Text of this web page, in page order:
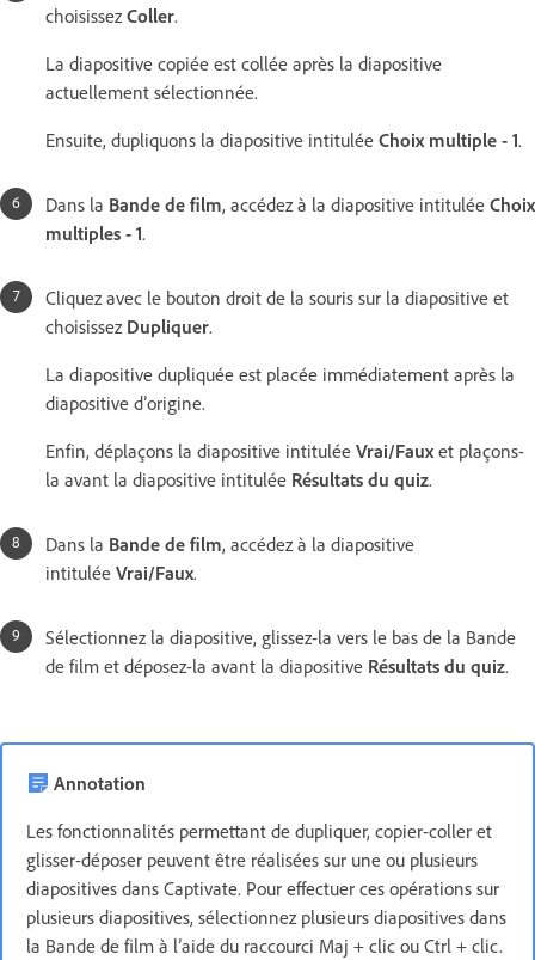
choisissezColler.
La diapositive copiée est collée après la diapositive
actuellement sélectionnée.
Ensuite, dupliquons la diapositive intitulée Choix multiple - 1.
Dans la Bande de film, accédez à la diapositive intitulée Choix
multiples - 1.
Cliquez avec le bouton droit de la souris sur la diapositive et
choisissez Dupliquer.
La diapositive dupliquée est placée immédiatement après la
diapositive d’origine.
Enfin, déplaçons la diapositive intitulée Vrai/Fauxet plaçons-
la avant la diapositive intitulée Résultats du quiz.
Dans la Bande de film, accédez à la diapositive
intitulée Vrai/Faux.
Sélectionnez la diapositive, glissez-la vers le bas de la Bande
de film et déposez-la avant la diapositive Résultats du quiz.
Annotation
Les fonctionnalités permettant de dupliquer, copier-coller et
glisser-déposer peuvent être réalisées sur une ou plusieurs
diapositives dans Captivate. Pour effectuer ces opérations sur
plusieurs diapositives, sélectionnez plusieurs diapositives dans
la Bande de film à l’aide du raccourci Maj + clic ou Ctrl + clic.